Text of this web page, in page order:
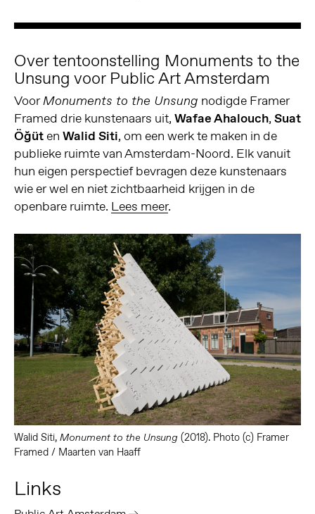
Over tentoonstelling Monuments to the
Unsung voor Public Art Amsterdam
VoorMonuments to the Unsung nodigde Framer
Framed drie kunstenaars uit, Wafae Ahalouch, Suat
Öğüten Walid Siti, om een werk te maken in de
publieke ruimte van Amsterdam-Noord. Elk vanuit
hun eigen perspectief bevragen deze kunstenaars
wie er wel en niet zichtbaarheid krijgen in de
openbare ruimte. Lees meer.
Walid Siti, Monument to the Unsung(2018). Photo (c) Framer
Framed / Maarten van Haaff
Links